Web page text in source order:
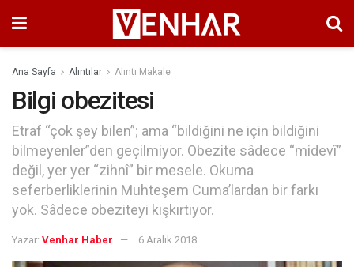
Ana Sayfa Alıntılar Alıntı Makale
Bilgi obezitesi
Etraf “çok şey bilen”; ama “bildiğini ne için bildiğini
bilmeyenler”den geçilmiyor. Obezite sâdece “midevî”
değil, yer yer “zihnî” bir mesele. Okuma
seferberliklerinin Muhteşem Cuma’lardan bir farkı
yok. Sâdece obeziteyi kışkırtıyor.
Yazar: Venhar Haber 6 Aralık 2018